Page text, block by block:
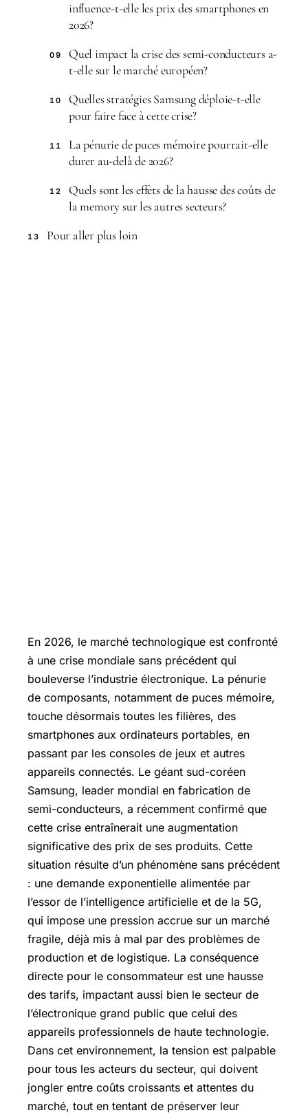
influence-t-elle les prix des smartphones en
2026?
09
Quel impact la crise des semi-conducteurs a-
t-elle sur le marché européen?
10
Quelles stratégies Samsung déploie-t-elle
pour faire face à cette crise?
11
La pénurie de puces mémoire pourrait-elle
durer au-delà de 2026?
12
Quels sont les effets de la hausse des coûts de
la memory sur les autres secteurs?
13 Pour aller plus loin
En 2026, le marché technologique est confronté
à une crise mondiale sans précédent qui
bouleverse l’industrie électronique. La pénurie
de composants, notamment de puces mémoire,
touche désormais toutes les filières, des
smartphones aux ordinateurs portables, en
passant par les consoles de jeux et autres
appareils connectés. Le géant sud-coréen
Samsung, leader mondial en fabrication de
semi-conducteurs, a récemment confirmé que
cette crise entraînerait une augmentation
significative des prix de ses produits. Cette
situation résulte d’un phénomène sans précédent
: une demande exponentielle alimentée par
l’essor de l’intelligence artificielle et de la 5G,
qui impose une pression accrue sur un marché
fragile, déjà mis à mal par des problèmes de
production et de logistique. La conséquence
directe pour le consommateur est une hausse
des tarifs, impactant aussi bien le secteur de
l’électronique grand public que celui des
appareils professionnels de haute technologie.
Dans cet environnement, la tension est palpable
pour tous les acteurs du secteur, qui doivent
jongler entre coûts croissants et attentes du
marché, tout en tentant de préserver leur